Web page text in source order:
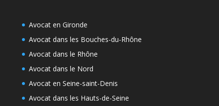
Avocat en Gironde
Avocat dans les Bouches-du-Rhône
Avocat dans le Rhône
Avocat dans le Nord
Avocat en Seine-saint-Denis
Avocat dans les Hauts-de-Seine